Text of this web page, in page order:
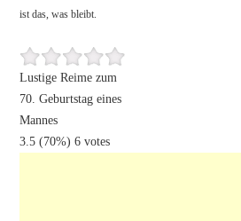
ist das, was bleibt.
Lustige Reime zum
70. Geburtstag eines
Mannes
3.5 (70%)6 votes